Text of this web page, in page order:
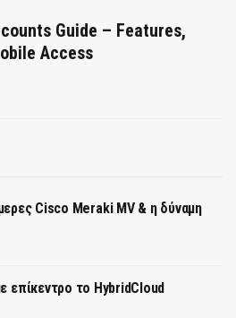
Guide – Features,
Access
Cisco Meraki MV & η δύναμη
επίκεντρο το HybridCloud